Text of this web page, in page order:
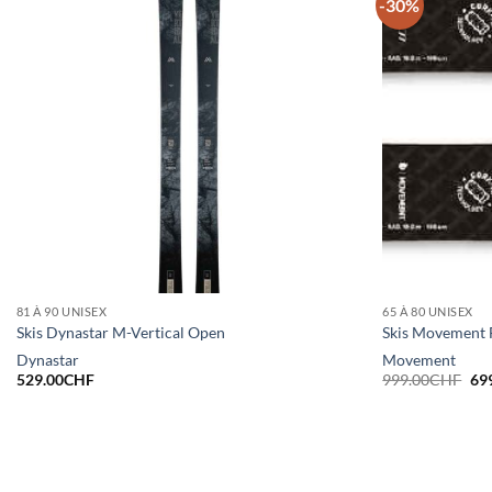
81 À 90 UNISEX
Skis Dynastar M-Vertical Open
Dynastar
529.00CHF
-30%
65 À 80 UNISEX
Skis Movement
Movement
999.00CHF Le